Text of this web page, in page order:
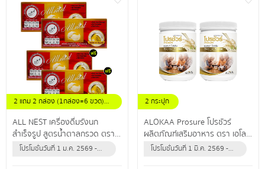
2 แถม 2 กล่อง (1กล่อง=6 ขวด)
ขนาดขวดละ 42 มล.
ALL NEST เครื่องดื่มรังนก
สำเร็จรูป สูตรน้ำตาลกรวด ตรา
ออลล์เนสท์ คัดสรรรังนกแท้
โปรโมชั่นวันที่ 1 ม.ค. 2569 -
2 กระปุก
ALOKAA Prosure โปรชัวร์
ผลิตภัณฑ์เสริมอาหาร ตรา เอโล
ค่า โปรตีนช่วยเสริมสร้างกล้าม
โปรโมชั่นวันที่ 1 มี.ค. 2569 -